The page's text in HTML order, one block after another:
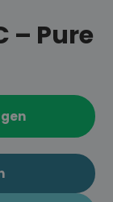
– Pure